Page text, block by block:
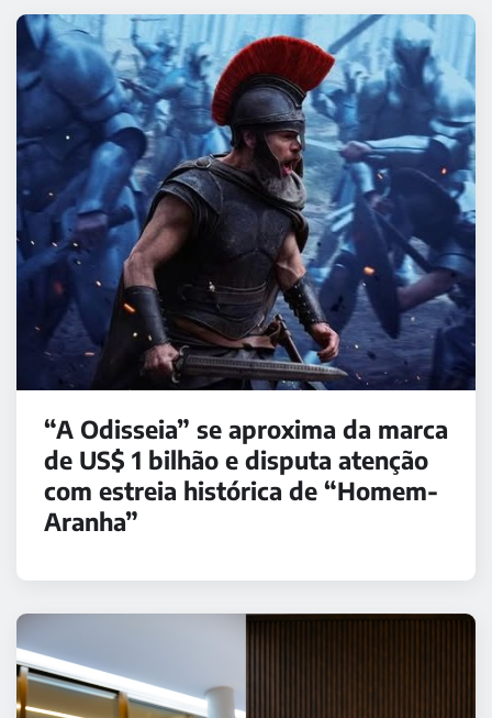
“A Odisseia” se aproxima da marca
de US$ 1 bilhão e disputa atenção
com estreia histórica de “Homem-
Aranha”